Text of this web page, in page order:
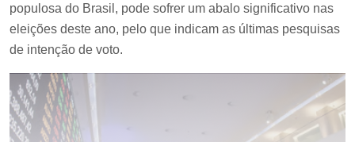
populosa do Brasil, pode sofrer um abalo significativo nas
eleições deste ano, pelo que indicam as últimas pesquisas
de intenção de voto.